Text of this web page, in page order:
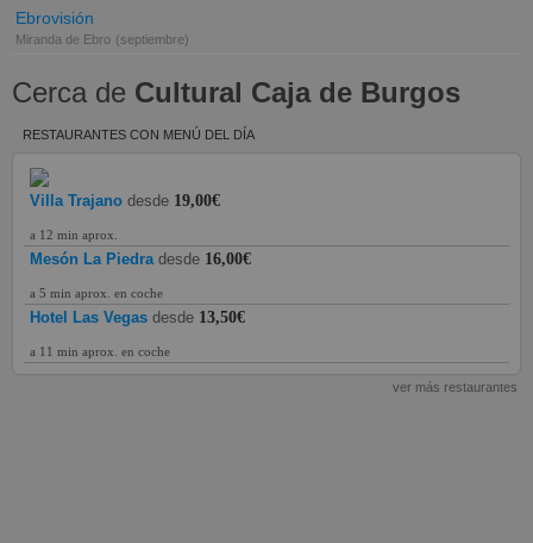
Ebrovisión
Miranda de Ebro (septiembre)
Cerca de Cultural Caja de Burgos
RESTAURANTES CON MENÚ DEL DÍA
Villa Trajano desde 19,00€
a 12 min aprox.
Mesón La Piedra desde 16,00€
a 5 min aprox. en coche
Hotel Las Vegas desde 13,50€
a 11 min aprox. en coche
ver más restaurantes